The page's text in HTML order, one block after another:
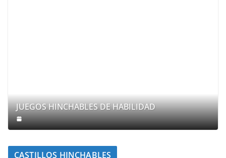
JUEGOS HINCHABLES DE HABILIDAD
CASTILLOS HINCHABLES